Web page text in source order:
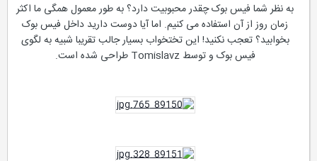
به نظر شما فیس بوک چقدر محبوبیت دارد؟ به طور معمول همگی ما اکثر
زمان روز از آن استفاده می کنیم. اما آیا دوست دارید داخل فیس بوک
بخوابید؟ تعجب نکنید! این تختخواب بسیار جالب تقریبا شبیه به لگوی
فیس بوک و توسط Tomislavz طراحی شده است.